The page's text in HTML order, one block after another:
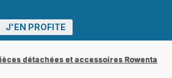
J'EN PROFITE
détachées et accessoires Rowenta